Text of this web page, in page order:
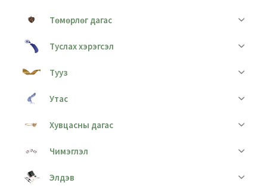
Төмөрлөг дагас
Туслах хэрэгсэл
Тууз
Утас
Хувцасны дагас
Чимэглэл
Элдэв